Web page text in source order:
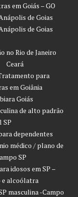
em Goiás – GO
de Goias
de Goias
no Rio de Janeiro
Ceará
para
em Goiânia
Goiás
de alto padrão
SP
dependentes
médico / plano de
SP
idosos em SP –
alcoólatra
masculina -Campo